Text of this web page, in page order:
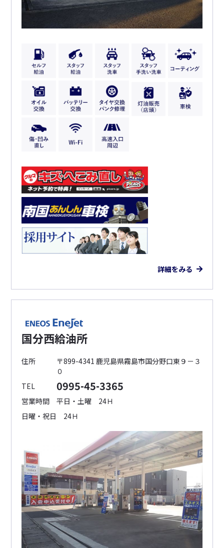
詳細をみる
国分西給油所
住所
〒899-4341 鹿児島県霧島市国分野口東９－３
０
TEL
0995-45-3365
営業時間
平日・土曜 24Ｈ
日曜・祝日 24Ｈ